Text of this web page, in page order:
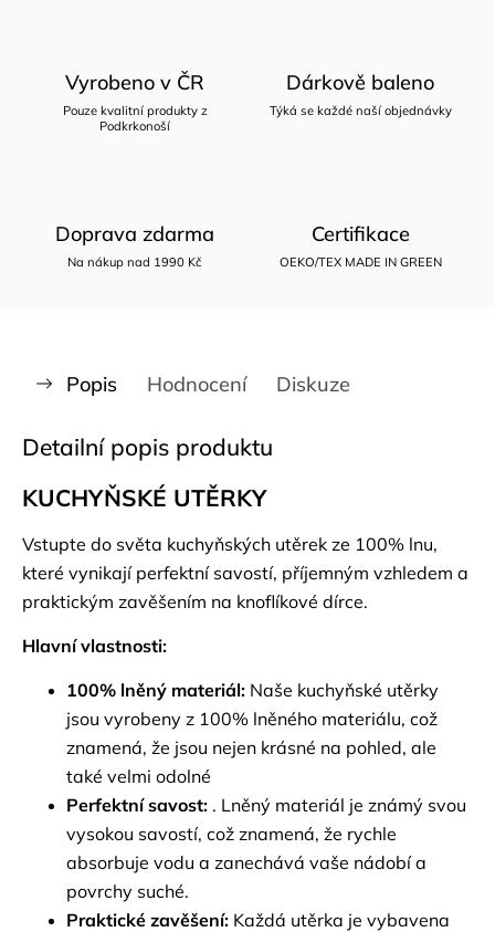
Vyrobeno v ČR
Pouze kvalitní produkty z
Podkrkonoší
Dárkově baleno
Týká se každé naší objednávky
Doprava zdarma
Na nákup nad 1990 Kč
Certifikace
OEKO/TEX MADE IN GREEN
Popis Hodnocení Diskuze
Detailní popis produktu
KUCHYŇSKÉ UTĚRKY
Vstupte do světa kuchyňských utěrek ze 100% lnu,
které vynikají perfektní savostí, příjemným vzhledem a
praktickým zavěšením na knoflíkové dírce.
Hlavní vlastnosti:
100% lněný materiál: Naše kuchyňské utěrky
jsou vyrobeny z 100% lněného materiálu, což
znamená, že jsou nejen krásné na pohled, ale
také velmi odolné
Perfektní savost: . Lněný materiál je známý svou
vysokou savostí, což znamená, že rychle
absorbuje vodu a zanechává vaše nádobí a
povrchy suché.
Praktické zavěšení: Každá utěrka je vybavena